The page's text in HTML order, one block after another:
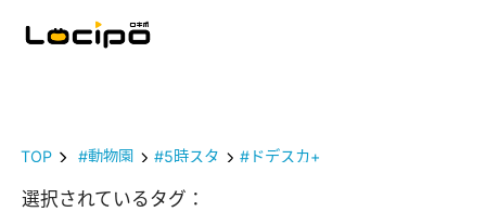
TOP #動物園 #5時スタ #ドデスカ+
選択されているタグ：